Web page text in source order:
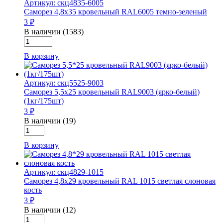
RAL
8017
тем.коричневый
Артикул: скц4835-6005
Саморез 4,8х35 кровельный RAL6005 темно-зеленый
3 ₽
В наличии (1583)
Количество
товара
Саморез
4,8х35
кровельный
RAL6005
темно-
зеленый
В корзину
Артикул: скц5525-9003
Саморез 5,5х25 кровельный RAL9003 (ярко-белый)
(1кг/175шт)
3 ₽
В наличии (19)
Количество
товара
Саморез
5,5х25
кровельный
RAL9003
(ярко-
белый)
(1кг/175шт)
В корзину
Артикул: скц4829-1015
Саморез 4,8х29 кровельный RAL 1015 светлая слоновая
кость
3 ₽
В наличии (12)
Количество